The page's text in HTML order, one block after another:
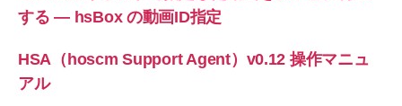
する ― hsBox の動画ID指定
HSA（hoscm Support Agent）v0.12 操作マニュ
アル